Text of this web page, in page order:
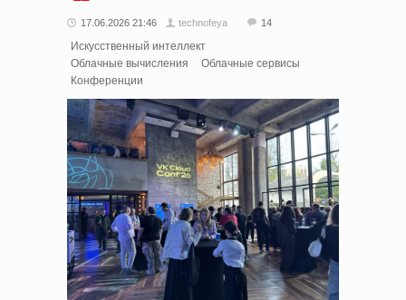
17.06.2026 21:46 technofeya 14
Искусственный интеллект
Облачные вычисления
Облачные сервисы
Конференции